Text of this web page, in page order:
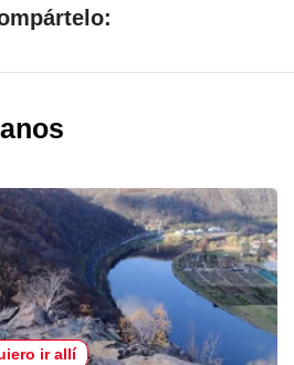
ir allí